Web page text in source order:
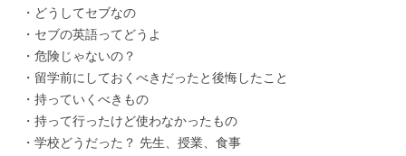
・どうしてセブなの
・セブの英語ってどうよ
・危険じゃないの？
・留学前にしておくべきだったと後悔したこと
・持っていくべきもの
・持って行ったけど使わなかったもの
・学校どうだった？ 先生、授業、食事